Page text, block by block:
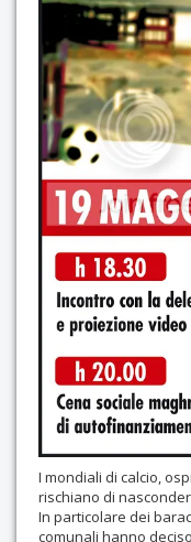
I mondiali di calcio,
rischiano di
In particolare dei
comunali hanno